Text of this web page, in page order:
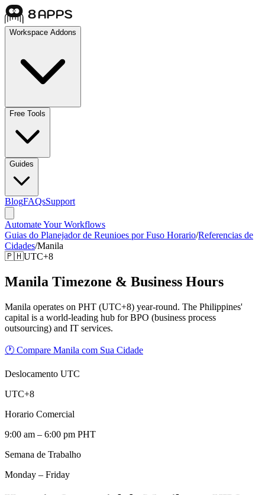
Workspace Addons
Free Tools
Guides
BlogFAQsSupport
Automate Your Workflows
Guias do Planejador de Reunioes por Fuso Horario/Referencias de
Cidades/Manila
🇵🇭UTC+8
Manila Timezone & Business Hours
Manila operates on PHT (UTC+8) year-round. The Philippines'
capital is a world-leading hub for BPO (business process
outsourcing) and IT services.
🕐 Compare Manila com Sua Cidade
Deslocamento UTC
UTC+8
Horario Comercial
9:00 am – 6:00 pm PHT
Semana de Trabalho
Monday – Friday